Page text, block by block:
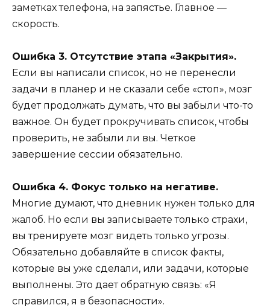
заметках телефона, на запястье. Главное —
скорость.
Ошибка 3. Отсутствие этапа «Закрытия».
Если вы написали список, но не перенесли
задачи в планер и не сказали себе «стоп», мозг
будет продолжать думать, что вы забыли что-то
важное. Он будет прокручивать список, чтобы
проверить, не забыли ли вы. Четкое
завершение сессии обязательно.
Ошибка 4. Фокус только на негативе.
Многие думают, что дневник нужен только для
жалоб. Но если вы записываете только страхи,
вы тренируете мозг видеть только угрозы.
Обязательно добавляйте в список факты,
которые вы уже сделали, или задачи, которые
выполнены. Это дает обратную связь: «Я
справился, я в безопасности».